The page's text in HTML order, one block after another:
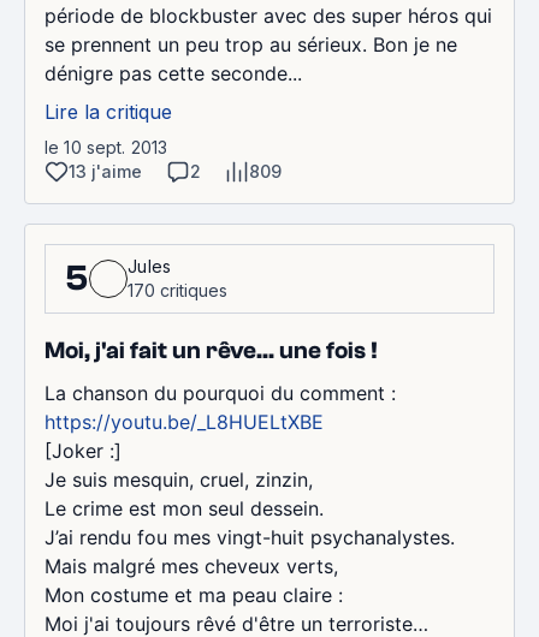
période de blockbuster avec des super héros qui
se prennent un peu trop au sérieux. Bon je ne
dénigre pas cette seconde...
Lire la critique
le 10 sept. 2013
13 j'aime
2 809
5
Jules
170 critiques
Moi, j'ai fait un rêve... une fois !
La chanson du pourquoi du comment :
https://youtu.be/_L8HUELtXBE
[Joker :]
Je suis mesquin, cruel, zinzin,
Le crime est mon seul dessein.
J’ai rendu fou mes vingt-huit psychanalystes.
Mais malgré mes cheveux verts,
Mon costume et ma peau claire :
Moi j'ai toujours rêvé d'être un terroriste…